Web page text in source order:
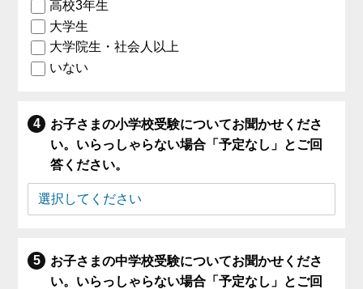
高校3年生
大学生
大学院生・社会人以上
いない
お子さまの小学校受験についてお聞かせくださ
い。いらっしゃらない場合「予定なし」とご回
答ください。
お子さまの中学校受験についてお聞かせくださ
い。いらっしゃらない場合「予定なし」とご回